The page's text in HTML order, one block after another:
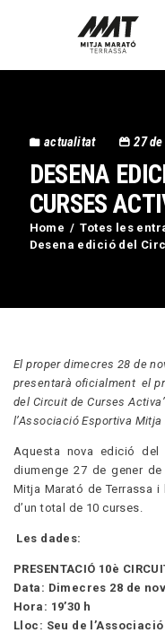
actualitat 27
DESENA
CURSES
Home Totes les
Desena edició del
Voluntaris
Circuit Activa’t
Imatges
Curses
Blog
El proper dimecres 28 de
presentarà oficialment el
del Circuit de Curses
l’Associació Esportiva
Aquesta nova edició del
diumenge 27 de gener
Mitja Marató de Terrassa i
d’un total de 10 curses.
Les dades:
PRESENTACIÓ 10è
Data: Dimecres 28 de
Hora: 19’30 h
Lloc: Seu de